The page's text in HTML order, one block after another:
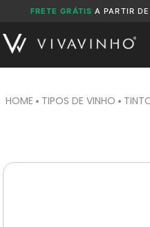
FRETE GRÁTIS A PARTIR
TIPOS DE VINHO